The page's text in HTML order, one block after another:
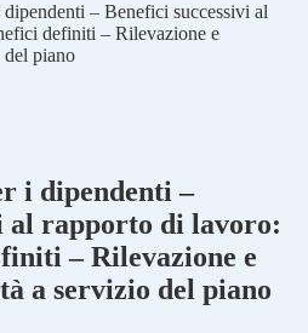
– Benefici successivi al
definiti – Rilevazione e
del piano
i dipendenti –
al rapporto di lavoro:
– Rilevazione e
a servizio del piano